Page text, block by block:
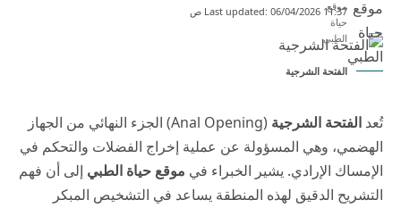
Last updated: 06/04/2026 11:37 ص
الفتحة الشرجية
تُعد الفتحة الشرجية
(Anal Opening) الجزء النهائي من الجهاز
الهضمي، وهي المسؤولة عن عملية إخراج الفضلات والتحكم في
الإمساك الإرادي. يشير الخبراء في موقع حياة الطبي إلى أن فهم
التشريح الدقيق لهذه المنطقة يساعد في التشخيص المبكر